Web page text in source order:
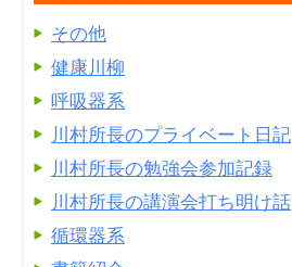
その他
健康川柳
呼吸器系
川村所長のプライベート日記
川村所長の勉強会参加記録
川村所長の講演会打ち明け話
循環器系